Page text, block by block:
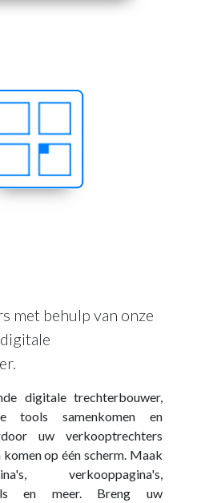
met behulp van onze
digitale trechterbouwer,
tools samenkomen en
uw verkooptrechters
op één scherm. Maak
verkooppagina's,
en meer. Breng uw